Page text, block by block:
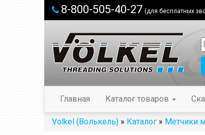
8-800-505-40-27 (для бесплатных
Главная Каталог товаров
Volkel (Волькель) » Каталог » Метчики